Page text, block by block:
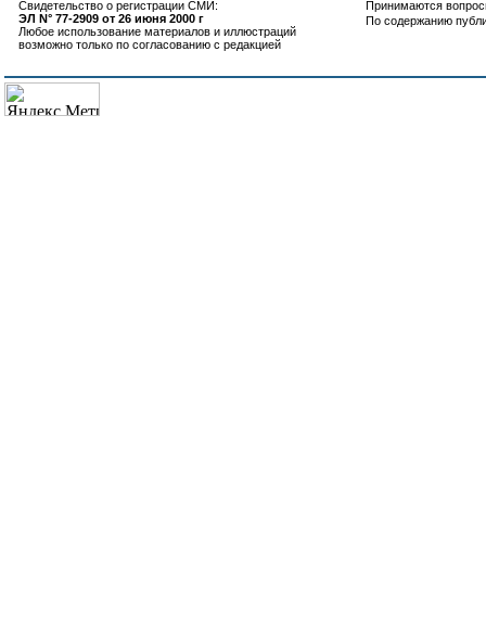
Свидетельство о регистрации СМИ:
ЭЛ N° 77-2909 от 26 июня 2000 г
Любое использование материалов и иллюстраций
возможно только по согласованию с редакцией
Принимаются
По содержанию